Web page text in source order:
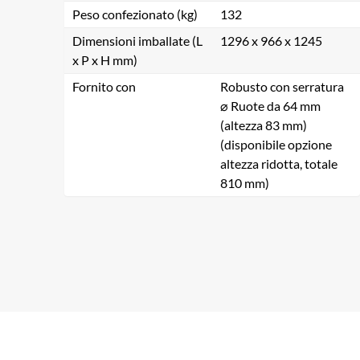
Peso confezionato (kg)
132
Dimensioni imballate (L
x P x H mm)
1296 x 966 x 1245
Fornito con
Robusto con serratura
⌀ Ruote da 64 mm
(altezza 83 mm)
(disponibile opzione
altezza ridotta, totale
810 mm)